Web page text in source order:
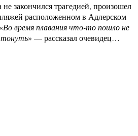
закончился трагедией, произошел
расположенном в Адлерском
Во время плавания что-то пошло не
» — рассказал очевидец…